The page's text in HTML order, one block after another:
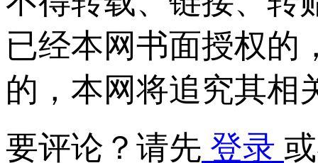
已经本网书面授权的
的，本网将追究其相
要评论？请先 登录